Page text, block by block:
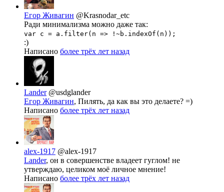
Егор Живагин @Krasnodar_etc
Ради минимализма можно даже так:
var c = a.filter(n => !~b.indexOf(n));
:)
Написано более трёх лет назад
Lander @usdglander
Егор Живагин, Пилять, да как вы это делаете? =)
Написано более трёх лет назад
alex-1917 @alex-1917
Lander, он в совершенстве владеет гуглом! не
утверждаю, целиком моё личное мнение!
Написано более трёх лет назад